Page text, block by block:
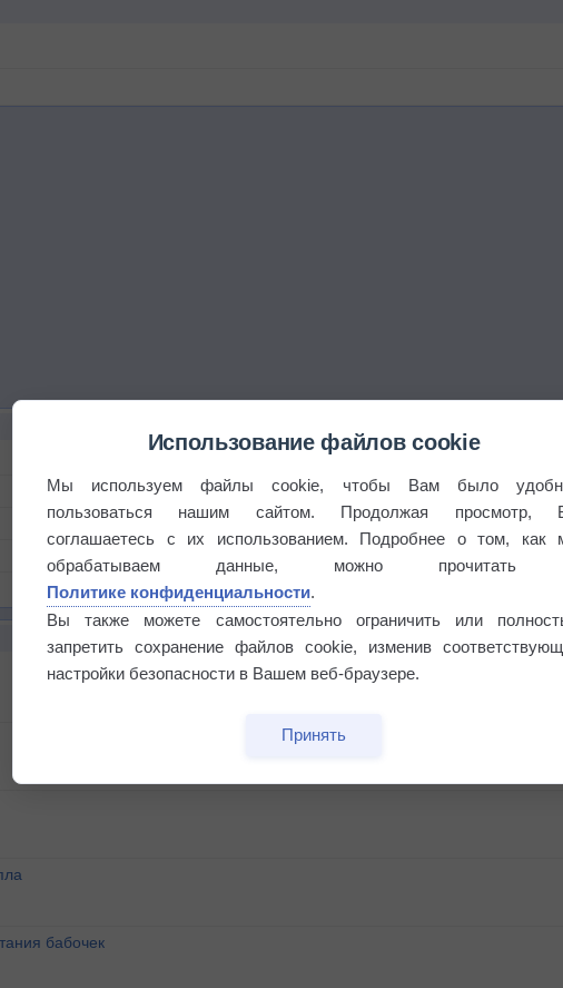
бабочек
Использование файлов cookie
Мы используем файлы cookie, чтобы Вам было
пользоваться нашим сайтом. Продолжая просмотр,
соглашаетесь с их использованием. Подробнее о том, как
обрабатываем данные, можно прочитать
Политике конфиденциальности.
Вы также можете самостоятельно ограничить или
запретить сохранение файлов cookie, изменив
настройки безопасности в Вашем веб-браузере.
Принять